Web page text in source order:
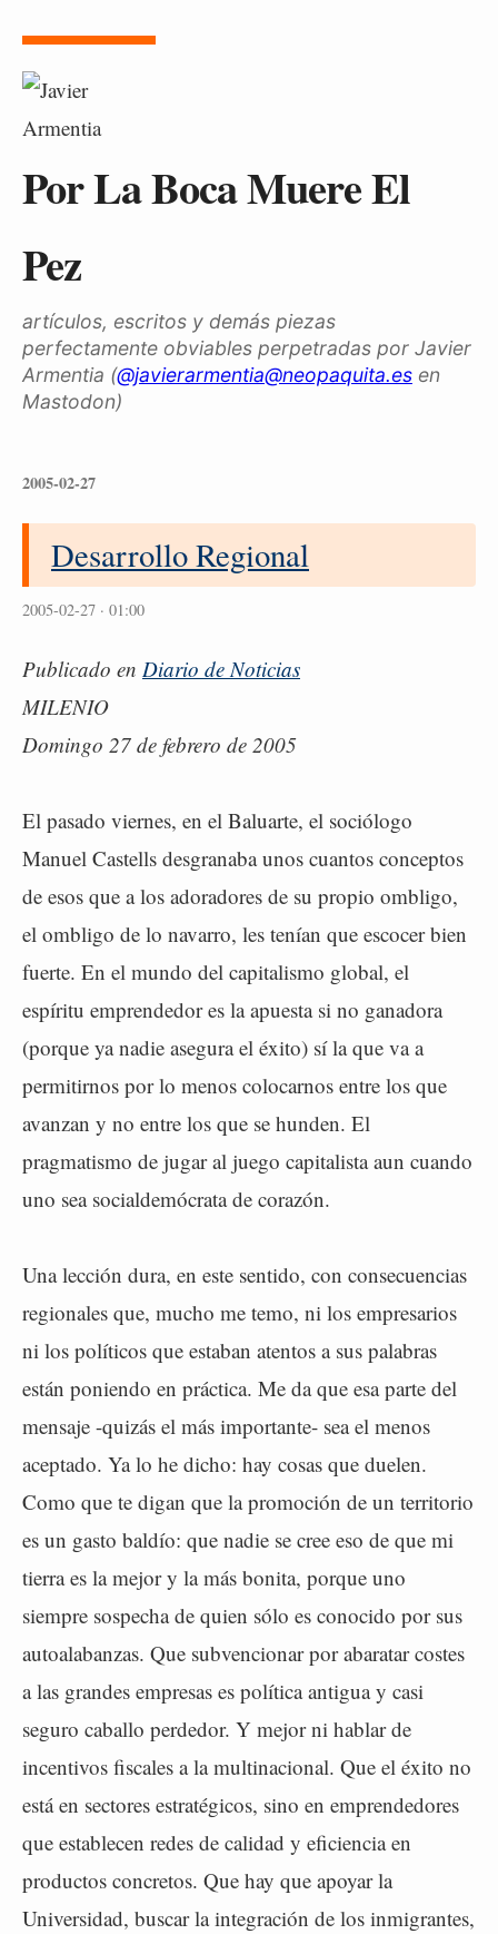
Por La Boca Muere El
Pez
artículos, escritos y demás piezas
perfectamente obviables perpetradas por Javier
Armentia (@javierarmentia@neopaquita.es en
Mastodon)
2005-02-27
Desarrollo Regional
2005-02-27 · 01:00
Publicado en Diario de Noticias
MILENIO
Domingo 27 de febrero de 2005
El pasado viernes, en el Baluarte, el sociólogo
Manuel Castells desgranaba unos cuantos conceptos
de esos que a los adoradores de su propio ombligo,
el ombligo de lo navarro, les tenían que escocer bien
fuerte. En el mundo del capitalismo global, el
espíritu emprendedor es la apuesta si no ganadora
(porque ya nadie asegura el éxito) sí la que va a
permitirnos por lo menos colocarnos entre los que
avanzan y no entre los que se hunden. El
pragmatismo de jugar al juego capitalista aun cuando
uno sea socialdemócrata de corazón.
Una lección dura, en este sentido, con consecuencias
regionales que, mucho me temo, ni los empresarios
ni los políticos que estaban atentos a sus palabras
están poniendo en práctica. Me da que esa parte del
mensaje -quizás el más importante- sea el menos
aceptado. Ya lo he dicho: hay cosas que duelen.
Como que te digan que la promoción de un territorio
es un gasto baldío: que nadie se cree eso de que mi
tierra es la mejor y la más bonita, porque uno
siempre sospecha de quien sólo es conocido por sus
autoalabanzas. Que subvencionar por abaratar costes
a las grandes empresas es política antigua y casi
seguro caballo perdedor. Y mejor ni hablar de
incentivos fiscales a la multinacional. Que el éxito no
está en sectores estratégicos, sino en emprendedores
que establecen redes de calidad y eficiencia en
productos concretos. Que hay que apoyar la
Universidad, buscar la integración de los inmigrantes,